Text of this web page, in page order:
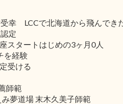
幸 LCCで北海道から飛んでき
定
スタートはじめの3ヶ月0人
を経験
受ける
師範
夢道場 末木久美子師範